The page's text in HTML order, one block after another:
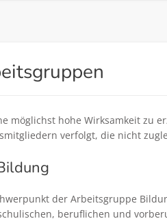
möglichst hohe Wirksamkeit zu
verfolgt, die nicht
der Arbeitsgruppe
beruflichen und